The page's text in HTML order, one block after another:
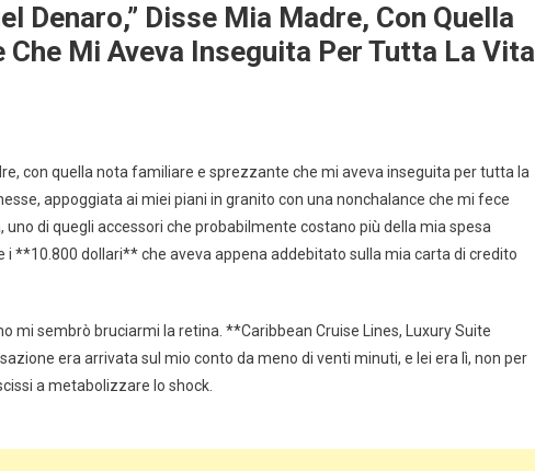
Denaro,” Disse Mia Madre, Con Quella
Mi Aveva Inseguita Per Tutta La Vita
con quella nota familiare e sprezzante che mi aveva inseguita per tutta la
appoggiata ai miei piani in granito con una nonchalance che mi fece
di quegli accessori che probabilmente costano più della mia spesa
**10.800 dollari** che aveva appena addebitato sulla mia carta di credito
mi sembrò bruciarmi la retina. **Caribbean Cruise Lines, Luxury Suite
era arrivata sul mio conto da meno di venti minuti, e lei era lì, non per
a metabolizzare lo shock.